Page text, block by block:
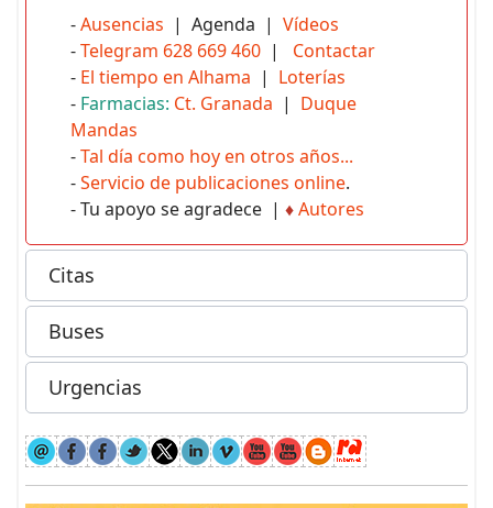
-Ausencias | Agenda | Vídeos
-Telegram 628 669 460 | Contactar
- El tiempo en Alhama | Loterías
- Farmacias: Ct. Granada | Duque
Mandas
-Tal día como hoy en otros años...
-Servicio de publicaciones online.
- Tu apoyo se agradece | ♦Autores
Citas
Buses
Urgencias